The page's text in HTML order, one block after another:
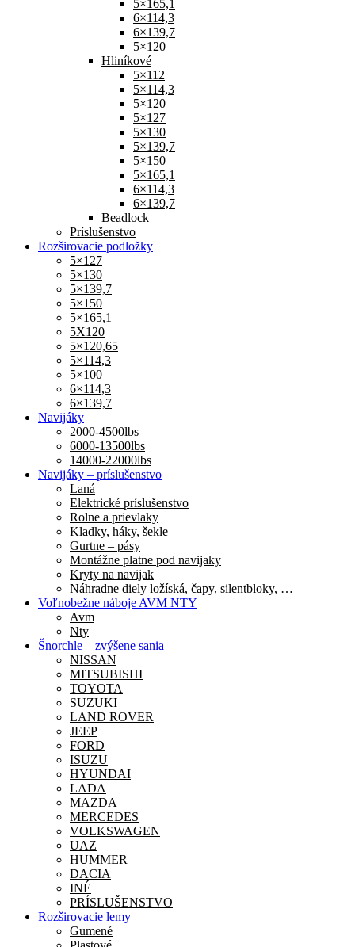
5×165,1
6×114,3
6×139,7
5×120
Hliníkové
5×112
5×114,3
5×120
5×127
5×130
5×139,7
5×150
5×165,1
6×114,3
6×139,7
Beadlock
Príslušenstvo
Rozširovacie podložky
5×127
5×130
5×139,7
5×150
5×165,1
5X120
5×120,65
5×114,3
5×100
6×114,3
6×139,7
Navijáky
2000-4500lbs
6000-13500lbs
14000-22000lbs
Navijáky – príslušenstvo
Laná
Elektrické príslušenstvo
Rolne a prievlaky
Kladky, háky, šekle
Gurtne – pásy
Montážne platne pod navijaky
Kryty na navijak
Náhradne diely ložíská, čapy, silentbloky, …
Voľnobežne náboje AVM NTY
Avm
Nty
Šnorchle – zvýšene sania
NISSAN
MITSUBISHI
TOYOTA
SUZUKI
LAND ROVER
JEEP
FORD
ISUZU
HYUNDAI
LADA
MAZDA
MERCEDES
VOLKSWAGEN
UAZ
HUMMER
DACIA
INÉ
PRÍSLUŠENSTVO
Rozširovacie lemy
Gumené